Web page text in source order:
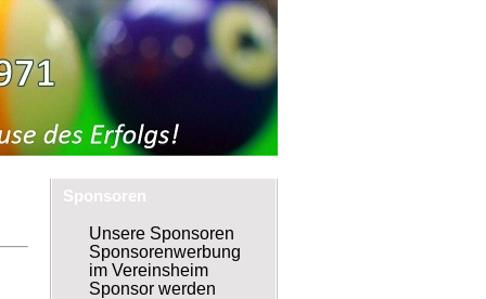
Sponsoren
Unsere Sponsoren
Sponsorenwerbung
im Vereinsheim
Sponsor werden